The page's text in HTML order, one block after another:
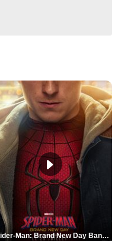
Spider-Man: Brand New Day Bande-annonce VO STFR